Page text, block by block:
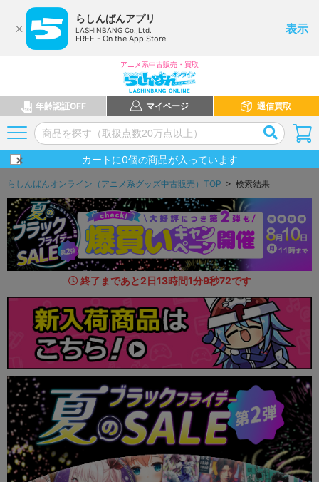
らしんばんアプリ
LASHINBANG Co.,Ltd.
FREE - On the App Store
表示
アニメ系中古販売・買取
年齢認証OFF マイページ 通信買取
カートに0個の商品が入っています
らしんばんオンライン（アニメ系グッズ中古販売）TOP > 検索結果
終了まであと2日13時間1分8秒43です